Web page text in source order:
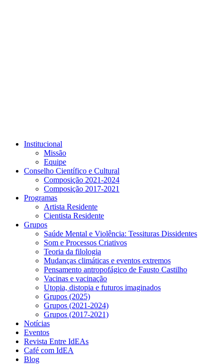
Institucional
Missão
Equipe
Conselho Científico e Cultural
Composição 2021-2024
Composição 2017-2021
Programas
Artista Residente
Cientista Residente
Grupos
Saúde Mental e Violência: Tessituras Dissidentes
Som e Processos Criativos
Teoria da filologia
Mudanças climáticas e eventos extremos
Pensamento antropofágico de Fausto Castilho
Vacinas e vacinação
Utopia, distopia e futuros imaginados
Grupos (2025)
Grupos (2021-2024)
Grupos (2017-2021)
Notícias
Eventos
Revista Entre IdEAs
Café com IdEA
Blog